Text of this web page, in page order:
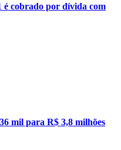
é cobrado por dívida com
mil para R$ 3,8 milhões